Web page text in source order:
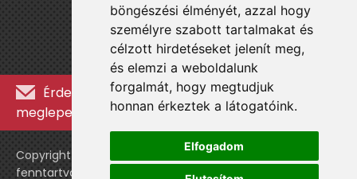
böngészési élményét, azzal hogy
személyre szabott tartalmakat és
célzott hirdetéseket jelenít meg,
és elemzi a weboldalunk
forgalmát, hogy megtudjuk
honnan érkeztek a látogatóink.
Elfogadom
Érdekességekért, kulisszatitkokért és
meglepetésekért iratkozz fel a hírlevélre »
Copyright © WebshopLady 2007-2026 Minden jog
fenntartva, kivéve a külön feltüntetett esetekben.